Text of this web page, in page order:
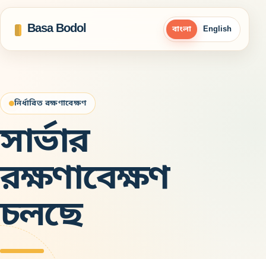
Basa Bodol বাংলা English
নির্ধারিত রক্ষণাবেক্ষণ
সার্ভার
রক্ষণাবেক্ষণ
চলছে